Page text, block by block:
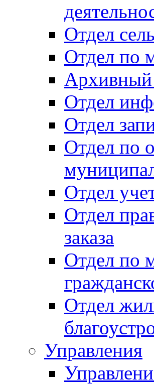
Отдел
Отдел по
Архивный
Отдел
Отдел
Отдел по
Отдел
Отдел
заказа
Отдел по
Отдел
Управления